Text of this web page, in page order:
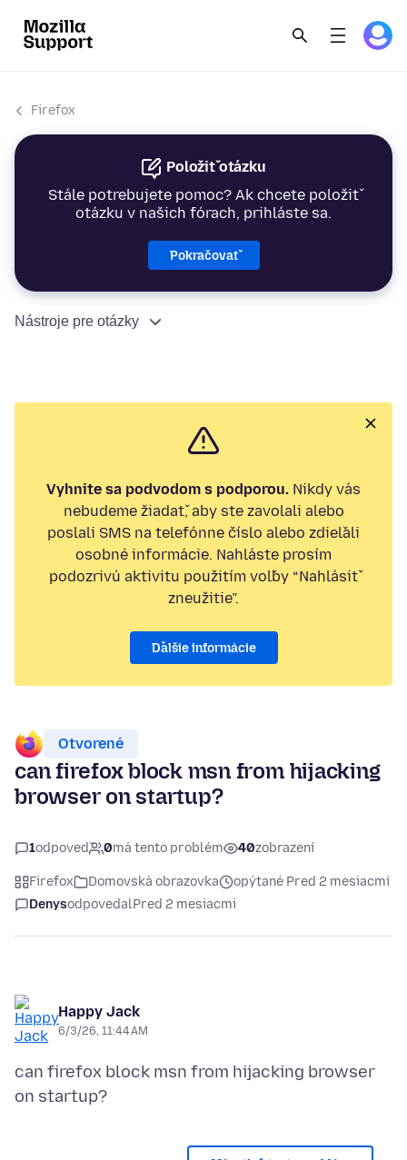
Firefox
Položiť otázku
Stále potrebujete pomoc? Ak chcete položiť
otázku v našich fórach, prihláste sa.
Pokračovať
Nástroje pre otázky
Vyhnite sa podvodom s podporou. Nikdy vás
nebudeme žiadať, aby ste zavolali alebo
poslali SMS na telefónne číslo alebo zdieľali
osobné informácie. Nahláste prosím
podozrivú aktivitu použitím voľby “Nahlásiť
zneužitie”.
Ďalšie informácie
Otvorené
can firefox block msn from hijacking
browser on startup?
1odpoveď 0má tento problém 40zobrazení
Firefox Domovská obrazovka
opýtané Pred 2 mesiacmi
DenysodpovedalPred 2 mesiacmi
Happy Jack
6/3/26, 11:44 AM
can firefox block msn from hijacking browser